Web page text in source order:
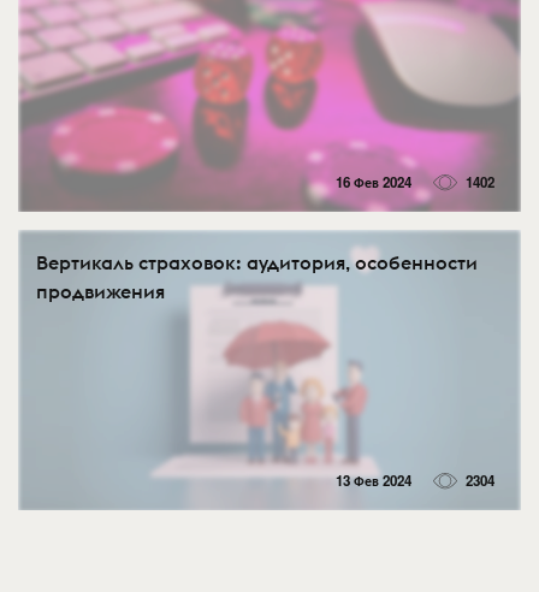
16 Фев 2024 1402
Вертикаль страховок: аудитория, особенности
продвижения
13 Фев 2024 2304